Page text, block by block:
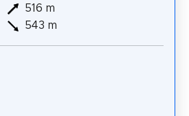
516 m
543 m